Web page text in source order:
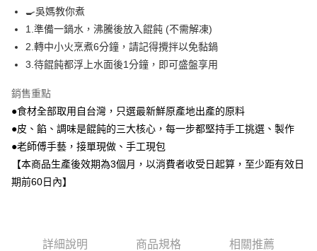
🍳吳媽教你煮
1.準備一鍋水，沸騰後放入餛飩 (不需解凍)
2.轉中小火烹煮6分鐘，請記得攪拌以免黏鍋
3.待餛飩都浮上水面後1分鐘，即可盛盤享用
銷售重點
●食材全部取用自台灣，只選最新鮮原產地出產的原料
●皮、餡、調味是餛飩的三大核心，每一步都堅持手工挑選、製作
●老師傅手藝，接單現做、手工現包
【本商品生產後效期為3個月，以消費者收受日起算，至少距有效日
期前60日內】
詳細說明 商品規格 相關推薦